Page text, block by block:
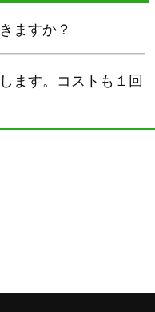
ますか？
ます。コストも１回